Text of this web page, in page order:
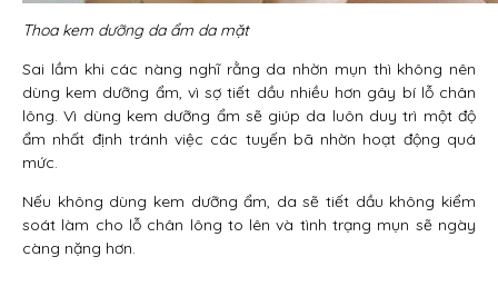
Thoa kem dưỡng da ẩm da mặt
Sai lầm khi các nàng nghĩ rằng da nhờn mụn thì không nên
dùng kem dưỡng ẩm, vì sợ tiết dầu nhiều hơn gây bí lỗ chân
lông. Vì dùng kem dưỡng ẩm sẽ giúp da luôn duy trì một độ
ẩm nhất định tránh việc các tuyến bã nhờn hoạt động quá
mức.
Nếu không dùng kem dưỡng ẩm, da sẽ tiết dầu không kiểm
soát làm cho lỗ chân lông to lên và tình trạng mụn sẽ ngày
càng nặng hơn.